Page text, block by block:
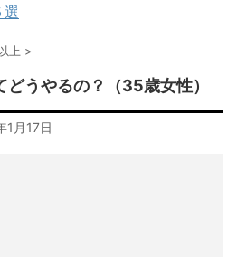
選
上 >
うやるの？（35歳女性）
1月17日